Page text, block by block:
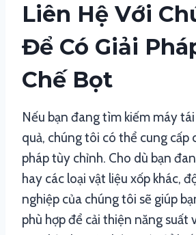
Liên Hệ Với
Để Có Giải
Chế Bọt
Nếu bạn đang tìm kiếm máy
quả, chúng tôi có thể cung cấp
pháp tùy chỉnh. Cho dù bạn
hay các loại vật liệu xốp khác,
nghiệp của chúng tôi sẽ giúp
phù hợp để cải thiện năng suất